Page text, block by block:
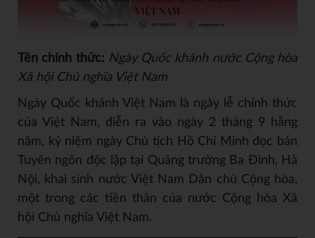
Tên chính thức: Ngày Quốc khánh nước Cộng hòa
Xã hội Chủ nghĩa Việt Nam
Ngày Quốc khánh Việt Nam là ngày lễ chính thức
của Việt Nam, diễn ra vào ngày 2 tháng 9 hằng
năm, kỷ niệm ngày Chủ tịch Hồ Chí Minh đọc bản
Tuyên ngôn độc lập tại Quảng trường Ba Đình, Hà
Nội, khai sinh nước Việt Nam Dân chủ Cộng hòa,
một trong các tiền thân của nước Cộng hòa Xã
hội Chủ nghĩa Việt Nam.